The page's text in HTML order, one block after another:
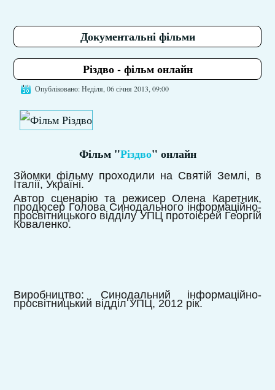
Документальні фільми
Різдво - фільм онлайн
Опубліковано: Неділя, 06 січня 2013, 09:00
Фільм "Різдво" онлайн
Зйомки фільму проходили на Святій Землі, в
Італії, Україні.
Автор сценарію та режисер Олена Каретник,
продюсер Голова Синодального інформаційно-
просвітницького відділу УПЦ протоієрей Георгій
Коваленко.
Виробництво: Синодальний інформаційно-
просвітницький відділ УПЦ, 2012 рік.